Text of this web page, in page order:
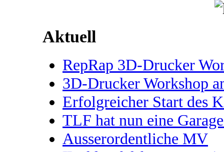
Aktuell
RepRap 3D-Drucker
3D-Drucker Workshop
Erfolgreicher Start des
TLF hat nun eine
Ausserordentliche MV